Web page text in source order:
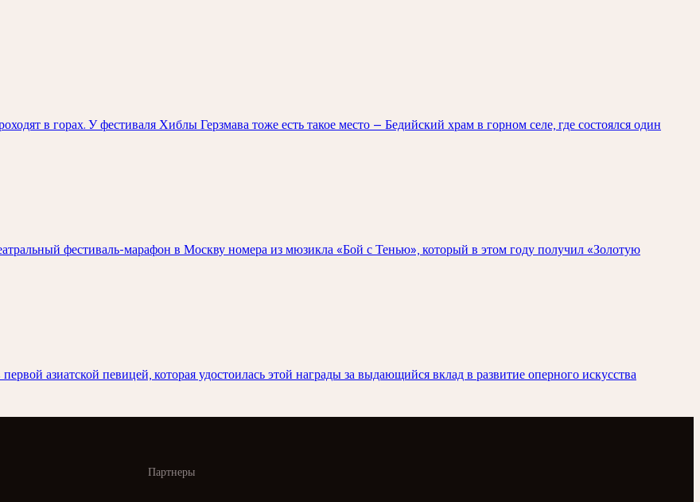
в горах. У фестиваля Хиблы Герзмава тоже есть такое место — Бедийский храм в горном селе, где состоялся один
фестиваль-марафон в Москву номера из мюзикла «Бой с Тенью», который в этом году получил «Золотую
азиатской певицей, которая удостоилась этой награды за выдающийся вклад в развитие оперного искусства
Партнеры